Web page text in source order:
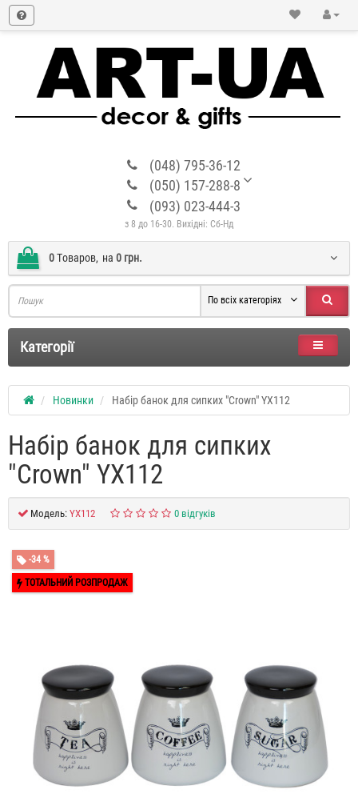
(048) 795-36-12
(050) 157-288-8
(093) 023-444-3
з 8 до 16-30. Вихідні: Сб-Нд
0Tоваров, на 0 грн.
По всіх категоріях
Категорії
Новинки Набір банок для сипких "Crown" YX112
Набір банок для сипких
"Crown" YX112
Модель: YX112 0 відгуків
-34 %
ТОТАЛЬНИЙ РОЗПРОДАЖ